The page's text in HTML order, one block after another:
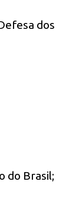
dos
do Brasil;